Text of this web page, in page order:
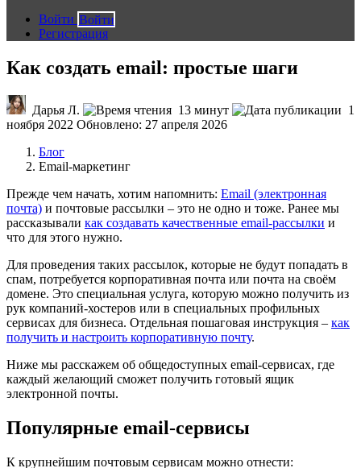
Войти Войти
Регистрация
Как создать email: простые шаги
Дарья Л. 13 минут
1
ноября 2022 Обновлено: 27 апреля 2026
Блог
Email-маркетинг
Прежде чем начать, хотим напомнить: Email (электронная
почта) и почтовые рассылки – это не одно и тоже. Ранее мы
рассказывали как создавать качественные email-рассылки и
что для этого нужно.
Для проведения таких рассылок, которые не будут попадать в
спам, потребуется корпоративная почта или почта на своём
домене. Это специальная услуга, которую можно получить из
рук компаний-хостеров или в специальных профильных
сервисах для бизнеса. Отдельная пошаговая инструкция – как
получить и настроить корпоративную почту.
Ниже мы расскажем об общедоступных email-сервисах, где
каждый желающий сможет получить готовый ящик
электронной почты.
Популярные email-сервисы
К крупнейшим почтовым сервисам можно отнести: